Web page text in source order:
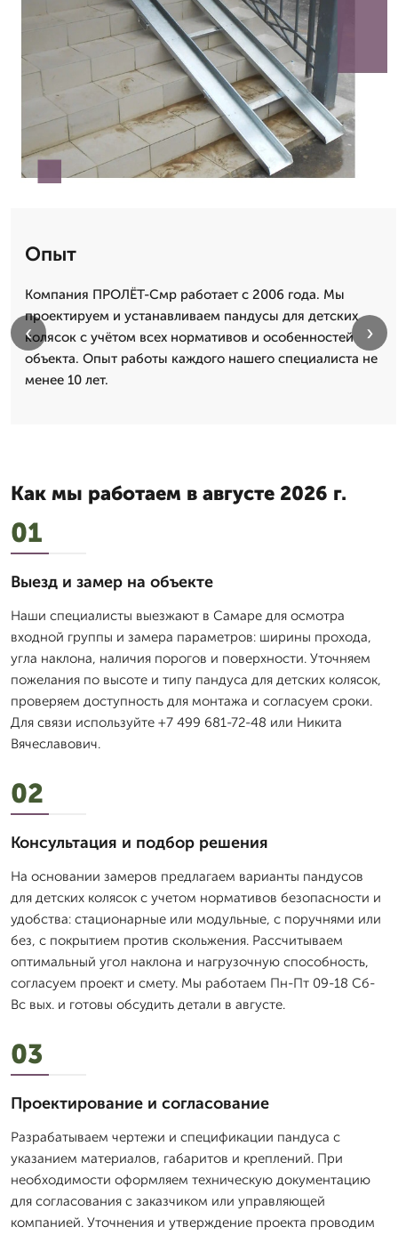
Опыт
Компания ПРОЛЁТ-Смр работает с 2006 года. Мы
проектируем и устанавливаем пандусы для детских
колясок с учётом всех нормативов и особенностей
объекта. Опыт работы каждого нашего специалиста не
менее 10 лет.
‹ ›
Как мы работаем в августе 2026 г.
01
Выезд и замер на объекте
Наши специалисты выезжают в Самаре для осмотра
входной группы и замера параметров: ширины прохода,
угла наклона, наличия порогов и поверхности. Уточняем
пожелания по высоте и типу пандуса для детских колясок,
проверяем доступность для монтажа и согласуем сроки.
Для связи используйте +7 499 681-72-48 или Никита
Вячеславович.
02
Консультация и подбор решения
На основании замеров предлагаем варианты пандусов
для детских колясок с учетом нормативов безопасности и
удобства: стационарные или модульные, с поручнями или
без, с покрытием против скольжения. Рассчитываем
оптимальный угол наклона и нагрузочную способность,
согласуем проект и смету. Мы работаем Пн-Пт 09-18 Сб-
Вс вых. и готовы обсудить детали в августе.
03
Проектирование и согласование
Разрабатываем чертежи и спецификации пандуса с
указанием материалов, габаритов и креплений. При
необходимости оформляем техническую документацию
для согласования с заказчиком или управляющей
компанией. Уточнения и утверждение проекта проводим